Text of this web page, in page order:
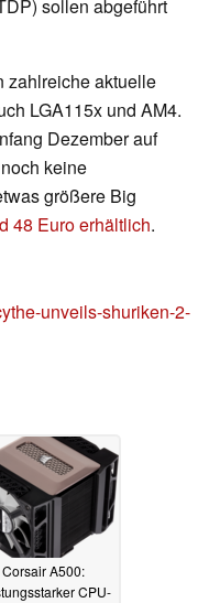
sollen abgeführt
zahlreiche aktuelle
LGA115x und AM4.
Dezember auf
keine
größere Big
48 Euro erhältlich.
unveils-shuriken-2-
Corsair A500:
CPU-